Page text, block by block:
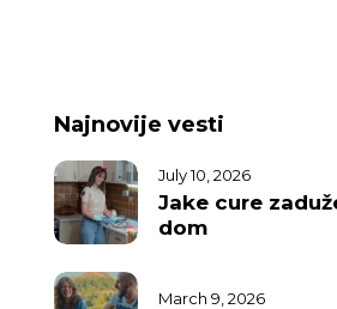
Najnovije vesti
July 10, 2026
Jake cure
dom
March 9, 2026